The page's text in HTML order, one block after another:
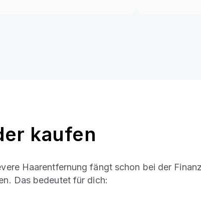
kaufen
Haarentfernung fängt schon bei der
Das bedeutet für dich: